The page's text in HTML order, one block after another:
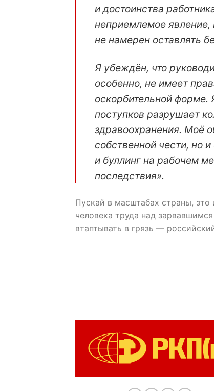
и достоинства
неприемлемое явление,
не намерен оставлять
Я убеждён, что
особенно, не имеет
оскорбительной форме.
поступков разрушает
здравоохранения. Моё
собственной чести, но
и буллинг на рабочем
последствия».
Пускай в масштабах страны,
человека труда над
втаптывать в грязь —